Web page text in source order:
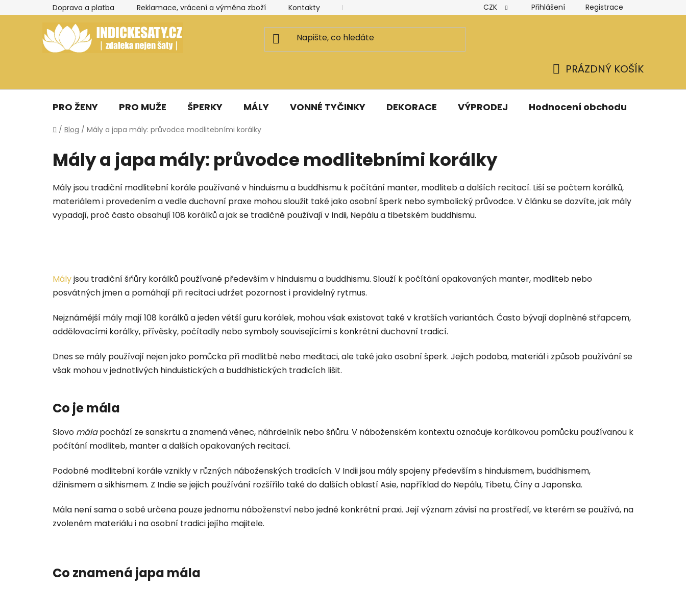
na
Doprava a platba Reklamace, vrácení a výměna zboží Kontakty Kancelář a ateliér Hodnocení obchodu Obchodní podmínky
CZK Přihlášení Registrace
KOŠÍK
PRÁZDNÝ KOŠÍK
PRO ŽENY PRO MUŽE ŠPERKY MÁLY VONNÉ TYČINKY DEKORACE VÝPRODEJ Hodnocení obchodu
Domů
/ Blog / Mály a japa mály: průvodce modlitebními korálky
Mály a japa mály: průvodce modlitebními korálky
Mály jsou tradiční modlitební korále používané v hinduismu a buddhismu k počítání manter, modliteb a dalších recitací. Liší se počtem korálků,
materiálem i provedením a vedle duchovní praxe mohou sloužit také jako osobní šperk nebo symbolický průvodce. V článku se dozvíte, jak mály
vypadají, proč často obsahují 108 korálků a jak se tradičně používají v Indii, Nepálu a tibetském buddhismu.
Mályjsou tradiční šňůry korálků používané především v hinduismu a buddhismu. Slouží k počítání opakovaných manter, modliteb nebo
posvátných jmen a pomáhají při recitaci udržet pozornost i pravidelný rytmus.
Nejznámější mály mají 108 korálků a jeden větší guru korálek, mohou však existovat také v kratších variantách. Často bývají doplněné střapcem,
oddělovacími korálky, přívěsky, počítadly nebo symboly souvisejícími s konkrétní duchovní tradicí.
Dnes se mály používají nejen jako pomůcka při modlitbě nebo meditaci, ale také jako osobní šperk. Jejich podoba, materiál i způsob používání se
však mohou v jednotlivých hinduistických a buddhistických tradicích lišit.
Co je mála
Slovo málapochází ze sanskrtu a znamená věnec, náhrdelník nebo šňůru. V náboženském kontextu označuje korálkovou pomůcku používanou k
počítání modliteb, manter a dalších opakovaných recitací.
Podobné modlitební korále vznikly v různých náboženských tradicích. V Indii jsou mály spojeny především s hinduismem, buddhismem,
džinismem a sikhismem. Z Indie se jejich používání rozšířilo také do dalších oblastí Asie, například do Nepálu, Tibetu, Číny a Japonska.
Mála není sama o sobě určena pouze jednomu náboženství nebo jedné konkrétní praxi. Její význam závisí na prostředí, ve kterém se používá, na
zvoleném materiálu i na osobní tradici jejího majitele.
Co znamená japa mála